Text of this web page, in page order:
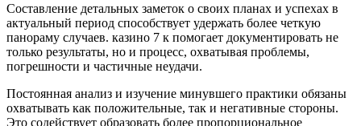
Составление детальных заметок о своих планах и успехах в
актуальный период способствует удержать более четкую
панораму случаев. казино 7 к помогает документировать не
только результаты, но и процесс, охватывая проблемы,
погрешности и частичные неудачи.
Постоянная анализ и изучение минувшего практики обязаны
охватывать как положительные, так и негативные стороны.
Это содействует образовать более пропорциональное